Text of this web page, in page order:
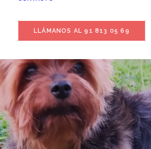
LLÁMANOS AL 91 813 05 69